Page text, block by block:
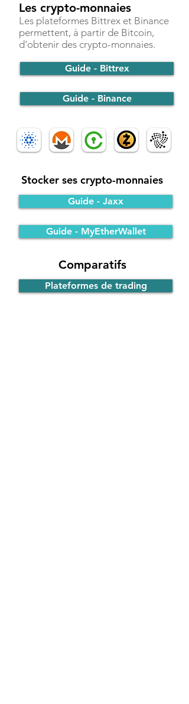
Les crypto-monnaies
Les plateformes Bittrex et Binance
permettent, à partir de Bitcoin,
d'obtenir des crypto-monnaies.
Guide - Bittrex
Guide - Binance
Stocker ses crypto-monnaies
Comparatifs
Plateformes de trading
Guide - MyEtherWallet
Guide - Jaxx